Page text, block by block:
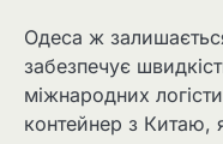
Одеса ж
забезпечує
міжнародних
контейнер з Китаю,